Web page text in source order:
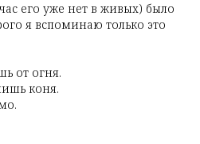
его уже нет в живых) было
я вспоминаю только это
от огня.
коня.